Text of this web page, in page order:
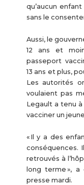
qu’aucun
sans le
Aussi, le
12 ans et
passeport
13 ans et plus,
Les autorités
voulaient pas
Legault a tenu
vacciner un
« Il y a des
conséquences.
retrouvés à
long terme »,
presse mardi.